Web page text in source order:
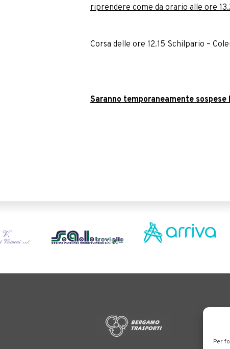
Per
riprendere come da orario alle ore
Corsa delle ore 12.15 Schilpario –
Saranno temporaneamente